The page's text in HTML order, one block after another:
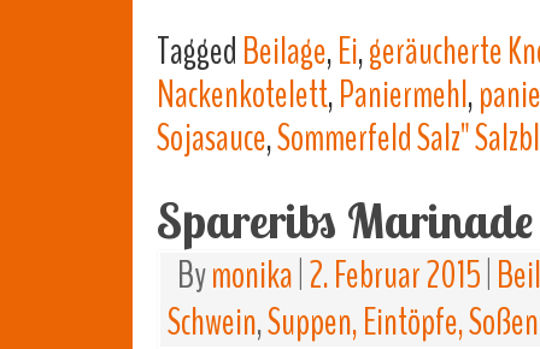
TaggedBeilage,Ei,geräucherte
Nackenkotelett,Paniermehl,
Sojasauce,Sommerfeld Salz"
Spareribs Marinade
Bymonika 2. Februar 2015
Schwein,Suppen, Eintöpfe,